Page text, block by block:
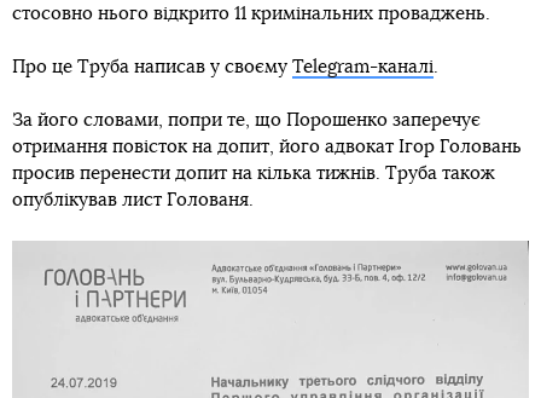
стосовно нього відкрито 11 кримінальних проваджень.
Про це Труба написав у своєму Telegram-каналі.
За його словами, попри те, що Порошенко заперечує
отримання повісток на допит, його адвокат Ігор Головань
просив перенести допит на кілька тижнів. Труба також
опублікував лист Голованя.